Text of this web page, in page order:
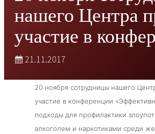
нашего Центра
участие в
21.11.2017
20 ноября сотрудницы нашего
участие в конференции
подходы для профилактики
алкоголем и наркотиками среди